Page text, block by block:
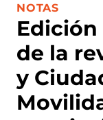
Edición
de la
y
CATEGORÍA:
NOTAS